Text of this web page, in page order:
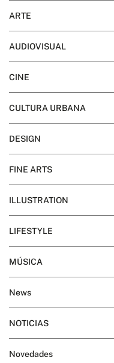
ARTE
AUDIOVISUAL
CINE
CULTURA URBANA
DESIGN
FINE ARTS
ILLUSTRATION
LIFESTYLE
MÚSICA
News
NOTICIAS
Novedades